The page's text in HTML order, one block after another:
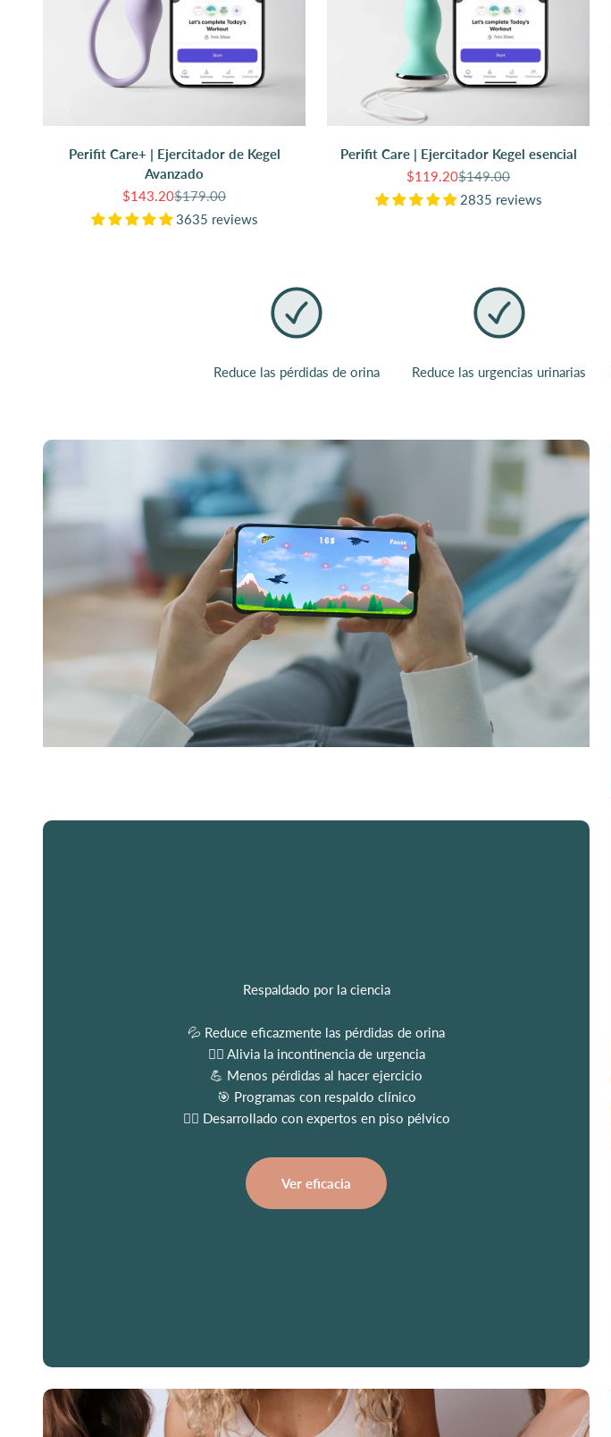
Perifit Care+ | Ejercitador de Kegel
Avanzado
Precio de oferta
$143.20Precio normal
$179.00
3635 reviews
Perifit Care | Ejercitador Kegel esencial
Precio de oferta
$119.20Precio normal
$149.00
2835 reviews
Reduce las pérdidas de orina Reduce las urgencias urinarias
Respaldado por la ciencia
💦 Reduce eficazmente las pérdidas de orina
🏃‍♀️ Alivia la incontinencia de urgencia
💪 Menos pérdidas al hacer ejercicio
🎯 Programas con respaldo clínico
👩‍⚕️ Desarrollado con expertos en piso pélvico
Ver eficacia